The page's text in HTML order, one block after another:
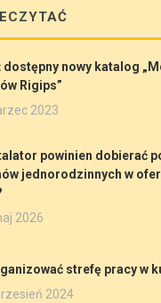
dostępny nowy katalog
Rigips”
2023
powinien dobierać
jednorodzinnych w
2026
strefę pracy w
2024